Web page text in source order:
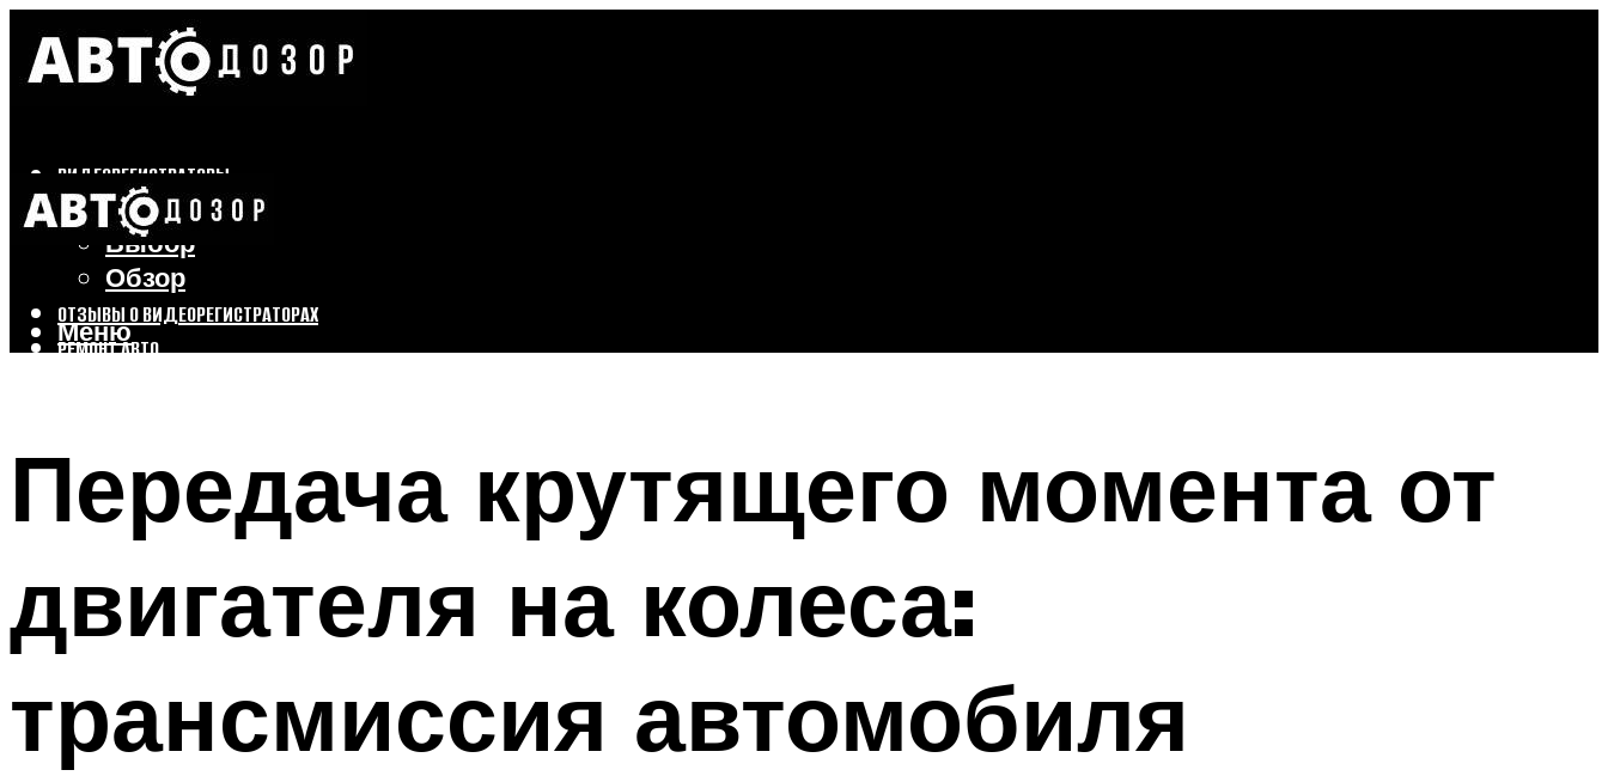
ВИДЕОРЕГИСТРАТОРЫ
Бренды
Выбор
Обзор
ОТЗЫВЫ О ВИДЕОРЕГИСТРАТОРАХ
РЕМОНТ АВТО
Меню
Меню
Передача крутящего момента от
двигателя на колеса:
трансмиссия автомобиля